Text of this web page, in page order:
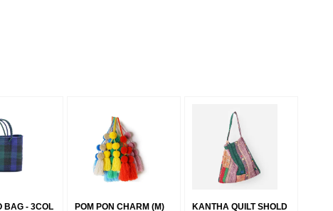
BAG - 3COL
POM PON CHARM (M)
KANTHA QUILT SHOLD